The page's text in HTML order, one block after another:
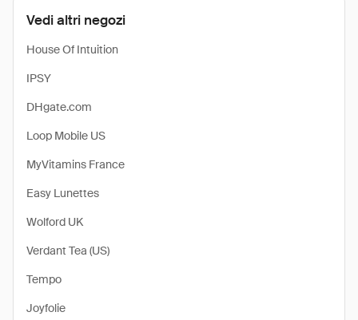
Vedi altri negozi
House Of Intuition
IPSY
DHgate.com
Loop Mobile US
MyVitamins France
Easy Lunettes
Wolford UK
Verdant Tea (US)
Tempo
Joyfolie